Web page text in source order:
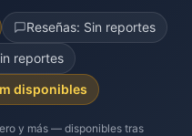
Reseñas: Sin reportes
reportes
disponibles
y más — disponibles tras